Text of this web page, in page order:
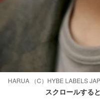
HARUA （C）HYBE LABELS
スクロールする